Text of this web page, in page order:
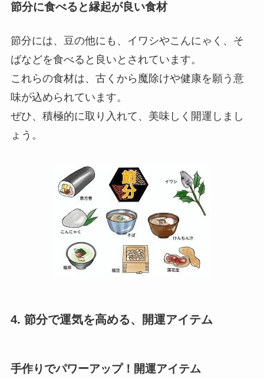
節分に食べると縁起が良い食材
節分には、豆の他にも、イワシやこんにゃく、そ
ばなどを食べると良いとされています。
これらの食材は、古くから魔除けや健康を願う意
味が込められています。
ぜひ、積極的に取り入れて、美味しく開運しまし
ょう。
4. 節分で運気を高める、開運アイテム
手作りでパワーアップ！開運アイテム